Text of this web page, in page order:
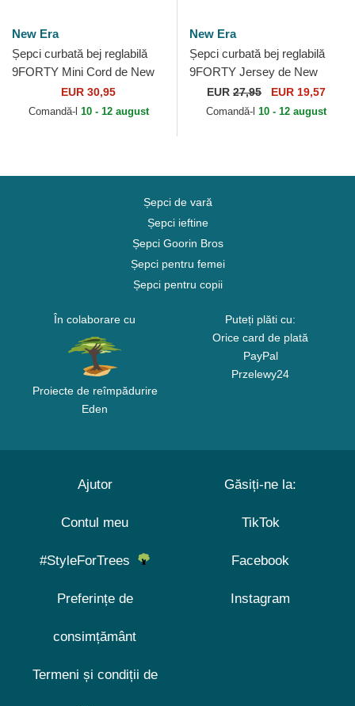
New Era
Șepci curbată bej reglabilă
9FORTY Mini Cord de New
York Yankees MLB de New
Era
EUR 30,95
Comandă-l 10 - 12 august
New Era
Șepci curbată bej reglabilă
9FORTY Jersey de New
York Yankees MLB de New
Era
EUR 27,95 EUR 19,57
Comandă-l 10 - 12 august
Șepci de vară
Șepci ieftine
Șepci Goorin Bros
Șepci pentru femei
Șepci pentru copii
În colaborare cu
Proiecte de reîmpădurire
Eden
Puteți plăti cu:
Orice card de plată
PayPal
Przelewy24
Ajutor
Contul meu
#StyleForTrees
Preferințe de
consimțământ
Termeni și condiții de
Găsiți-ne la:
TikTok
Facebook
Instagram